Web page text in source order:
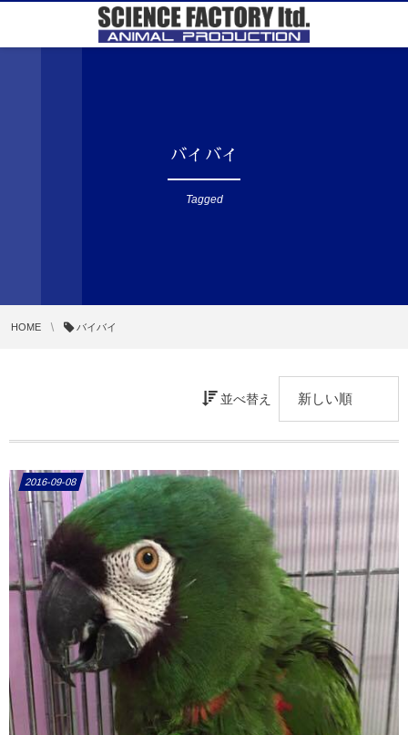
バイバイ
Tagged
HOME バイバイ
並べ替え
2016-09-08